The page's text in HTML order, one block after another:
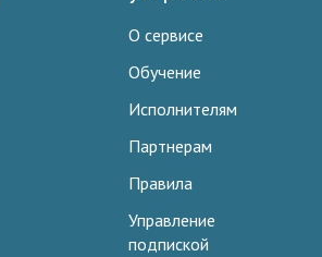
О сервисе
Обучение
Исполнителям
Партнерам
Правила
Управление
подпиской